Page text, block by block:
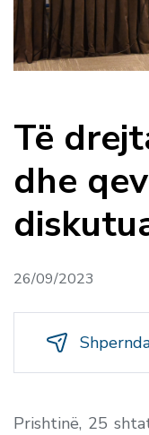
Të
dhe
26/09/2023
Prishtinë, 25